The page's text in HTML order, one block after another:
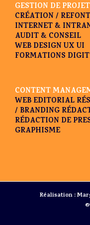
GESTION DE PROJET
CRÉATION /
INTERNET &
AUDIT & CONSEIL
WEB DESIGN UX UI
FORMATIONS
CONTENT
WEB EDITORIAL
/ BRANDING
RÉDACTION DE
GRAPHISME
Réalisation :